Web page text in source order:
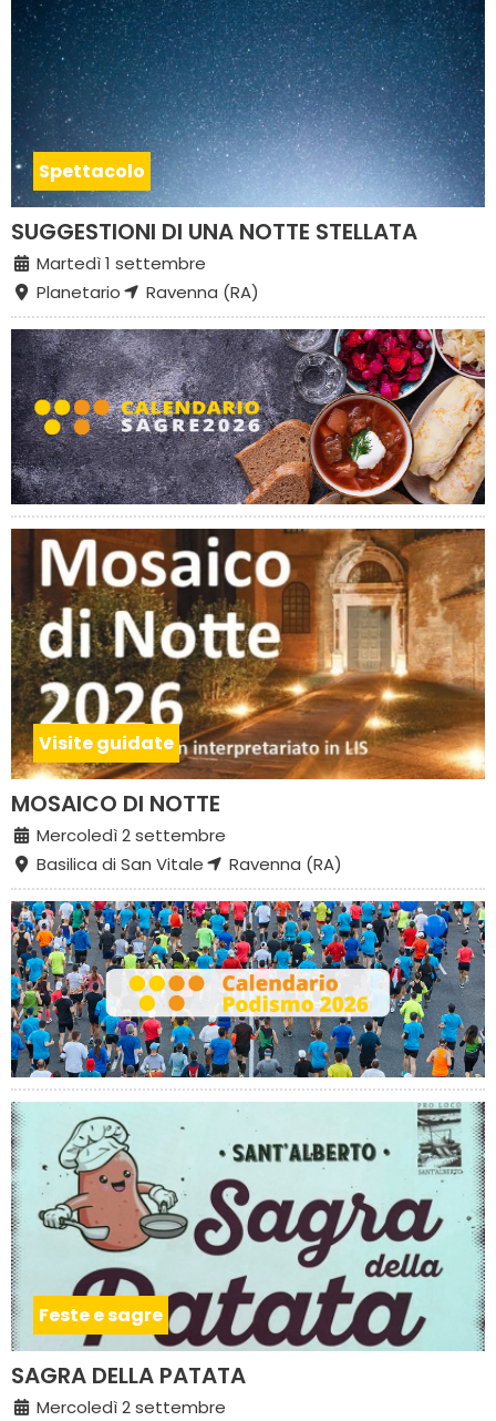
Spettacolo
SUGGESTIONI DI UNA NOTTE STELLATA
Martedì 1 settembre
Planetario
Ravenna (RA)
Visite guidate
MOSAICO DI NOTTE
Mercoledì 2 settembre
Basilica di San Vitale
Ravenna (RA)
Feste e sagre
SAGRA DELLA PATATA
Mercoledì 2 settembre